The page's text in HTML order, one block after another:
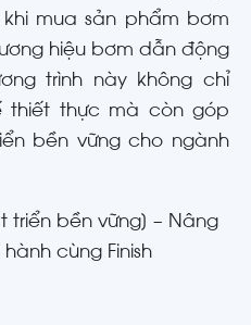
mua sản phẩm bơm
hiệu bơm dẫn động
trình này không chỉ
thiết thực mà còn góp
bền vững cho ngành
triển bền vững] – Nâng
cùng Finish